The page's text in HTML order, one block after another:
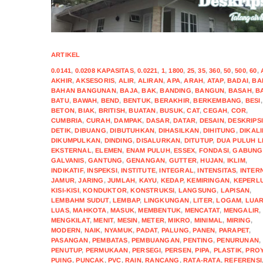
ARTIKEL
0.0141, 0.0208 KAPASITAS,0.0221, 1,1800, 25,35,360,50,500,60,
AKHIR,AKSESORIS, ALIR, ALIRAN,APA,ARAH, ATAP, BADAI,
BAHAN BANGUNAN,BAJA,BAK,BANDING,BANGUN, BASAH,
BATU,BAWAH, BEND, BENTUK,BERAKHIR,BERKEMBANG, BESI,
BETON,BIAK, BRITISH,BUATAN,BUSUK,CAT,CEGAH, COR,
CUMBRIA, CURAH,DAMPAK, DASAR,DATAR, DESAIN,DESKRIPSI
DETIK,DIBUANG,DIBUTUHKAN, DIHASILKAN,DIHITUNG ,
DIKUMPULKAN, DINDING,DISALURKAN, DITUTUP, DUA PULUH
EKSTERNAL,ELEMEN, ENAM PULUH,ESSEX, FONDASI,
GALVANIS,GANTUNG, GENANGAN, GUTTER,HUJAN, IKLIM,
INDIKATIF,INSPEKSI,INSTITUTE,INTEGRAL,INTENSITAS,
JAMUR,JARING ,JUMLAH, KAYU, KEDAP,KEMIRINGAN,
KISI-KISI,KONDUKTOR,KONSTRUKSI, LANGSUNG, LAPISAN,
LEMBAHM SUDUT,LEMBAP, LINGKUNGAN,LITER,LOGAM,
LUAS,MAHKOTA,MASUK,MEMBENTUK, MENCATAT, MENGALIR,
MENGKILAT,MENIT, MESIN,METER,MIKRO, MINIMAL, MIRING,
MODERN, NAIK, NYAMUK,PADAT, PALUNG,PANEN, PARAPET,
PASANGAN,PEMBATAS,PEMBUANGAN,PENTING,PENURUNAN,
PENUTUP, PERMUKAAN,PERSEGI, PERSEN,PIPA, PLASTIK,
PUING,PUNCAK,PVC,RAIN,RANCANG ,RATA-RATA,REFERENSI